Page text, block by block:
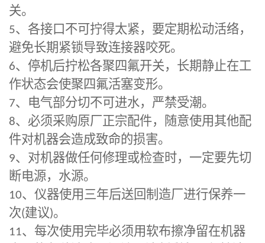
关。
5、各接口不可拧得太紧，要定期松动活络，
避免长期紧锁导致连接器咬死。
6、停机后拧松各聚四氟开关，长期静止在工
作状态会使聚四氟活塞变形。
7、电气部分切不可进水，严禁受潮。
8、必须采购原厂正宗配件，随意使用其他配
件对机器会造成致命的损害。
9、对机器做任何修理或检查时，一定要先切
断电源，水源。
10、仪器使用三年后送回制造厂进行保养一
次(建议)。
11、每次使用完毕必须用软布擦净留在机器